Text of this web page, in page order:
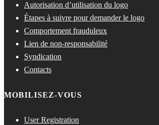
Autorisation d’utilisation du logo
Étapes à suivre pour demander le logo
Comportement frauduleux
Lien de non-responsabilité
Syndication
Contacts
MOBILISEZ-VOUS
User Registration